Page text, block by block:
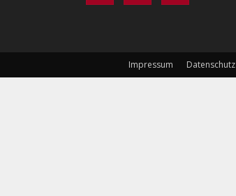
Impressum Datenschutz